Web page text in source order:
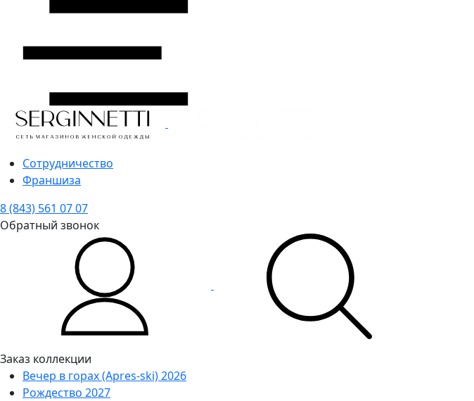
Сотрудничество
Франшиза
8 (843) 561 07 07
Обратный звонок
Заказ коллекции
Вечер в горах (Apres-ski) 2026
Рождество 2027